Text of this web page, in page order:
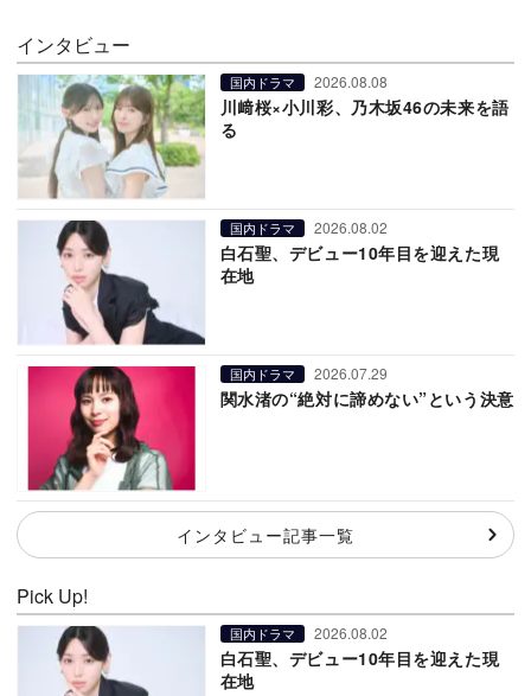
インタビュー
国内ドラマ 2026.08.08
川﨑桜×小川彩、乃木坂46の未来を語
る
国内ドラマ 2026.08.02
白石聖、デビュー10年目を迎えた現
在地
国内ドラマ 2026.07.29
関水渚の“絶対に諦めない”という決意
インタビュー記事一覧
Pick Up!
国内ドラマ 2026.08.02
白石聖、デビュー10年目を迎えた現
在地